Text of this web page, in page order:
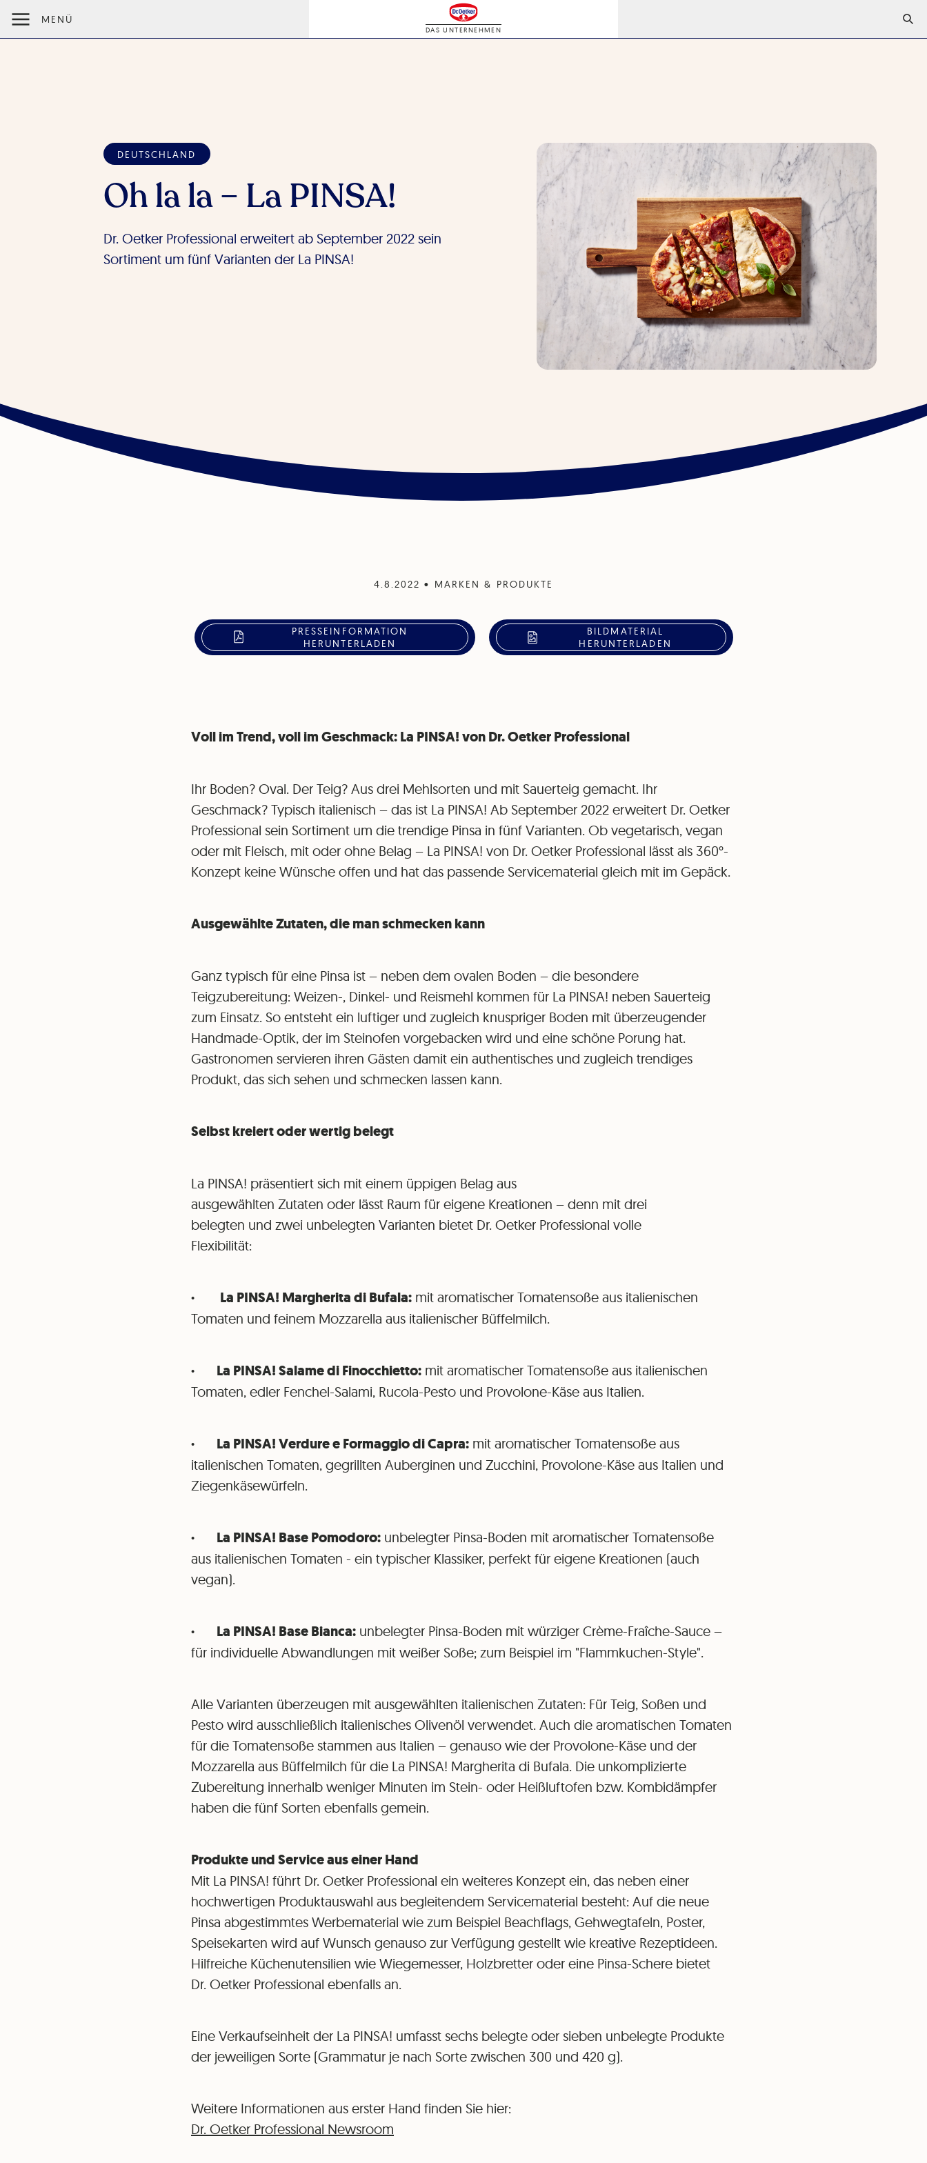
MENÜ
DAS UNTERNEHMEN
DEUTSCHLAND
Oh la la – La PINSA!
Dr. Oetker Professional erweitert ab September 2022 sein
Sortiment um fünf Varianten der La PINSA!
4.8.2022 • MARKEN & PRODUKTE
PRESSEINFORMATION
HERUNTERLADEN
BILDMATERIAL
HERUNTERLADEN
Voll im Trend, voll im Geschmack: La PINSA! von Dr. Oetker Professional
Ihr Boden? Oval. Der Teig? Aus drei Mehlsorten und mit Sauerteig gemacht. Ihr
Geschmack? Typisch italienisch – das ist La PINSA! Ab September 2022 erweitert Dr. Oetker
Professional sein Sortiment um die trendige Pinsa in fünf Varianten. Ob vegetarisch, vegan
oder mit Fleisch, mit oder ohne Belag – La PINSA! von Dr. Oetker Professional lässt als 360°-
Konzept keine Wünsche offen und hat das passende Servicematerial gleich mit im Gepäck.
Ausgewählte Zutaten, die man schmecken kann
Ganz typisch für eine Pinsa ist – neben dem ovalen Boden – die besondere
Teigzubereitung: Weizen-, Dinkel- und Reismehl kommen für La PINSA! neben Sauerteig
zum Einsatz. So entsteht ein luftiger und zugleich knuspriger Boden mit überzeugender
Handmade-Optik, der im Steinofen vorgebacken wird und eine schöne Porung hat.
Gastronomen servieren ihren Gästen damit ein authentisches und zugleich trendiges
Produkt, das sich sehen und schmecken lassen kann.
Selbst kreiert oder wertig belegt
La PINSA! präsentiert sich mit einem üppigen Belag aus
ausgewählten Zutaten oder lässt Raum für eigene Kreationen – denn mit drei
belegten und zwei unbelegten Varianten bietet Dr. Oetker Professional volle
Flexibilität:
· La PINSA! Margherita di Bufala: mit aromatischer Tomatensoße aus italienischen
Tomaten und feinem Mozzarella aus italienischer Büffelmilch.
· La PINSA! Salame di Finocchietto: mit aromatischer Tomatensoße aus italienischen
Tomaten, edler Fenchel-Salami, Rucola-Pesto und Provolone-Käse aus Italien.
· La PINSA! Verdure e Formaggio di Capra: mit aromatischer Tomatensoße aus
italienischen Tomaten, gegrillten Auberginen und Zucchini, Provolone-Käse aus Italien und
Ziegenkäsewürfeln.
· La PINSA! Base Pomodoro: unbelegter Pinsa-Boden mit aromatischer Tomatensoße
aus italienischen Tomaten - ein typischer Klassiker, perfekt für eigene Kreationen (auch
vegan).
· La PINSA! Base Bianca: unbelegter Pinsa-Boden mit würziger Crème-Fraîche-Sauce –
für individuelle Abwandlungen mit weißer Soße; zum Beispiel im "Flammkuchen-Style".
Alle Varianten überzeugen mit ausgewählten italienischen Zutaten: Für Teig, Soßen und
Pesto wird ausschließlich italienisches Olivenöl verwendet. Auch die aromatischen Tomaten
für die Tomatensoße stammen aus Italien – genauso wie der Provolone-Käse und der
Mozzarella aus Büffelmilch für die La PINSA! Margherita di Bufala. Die unkomplizierte
Zubereitung innerhalb weniger Minuten im Stein- oder Heißluftofen bzw. Kombidämpfer
haben die fünf Sorten ebenfalls gemein.
Produkte und Service aus einer Hand
Mit La PINSA! führt Dr. Oetker Professional ein weiteres Konzept ein, das neben einer
hochwertigen Produktauswahl aus begleitendem Servicematerial besteht: Auf die neue
Pinsa abgestimmtes Werbematerial wie zum Beispiel Beachflags, Gehwegtafeln, Poster,
Speisekarten wird auf Wunsch genauso zur Verfügung gestellt wie kreative Rezeptideen.
Hilfreiche Küchenutensilien wie Wiegemesser, Holzbretter oder eine Pinsa-Schere bietet
Dr. Oetker Professional ebenfalls an.
Eine Verkaufseinheit der La PINSA! umfasst sechs belegte oder sieben unbelegte Produkte
der jeweiligen Sorte (Grammatur je nach Sorte zwischen 300 und 420 g).
Weitere Informationen aus erster Hand finden Sie hier:
Dr. Oetker Professional Newsroom